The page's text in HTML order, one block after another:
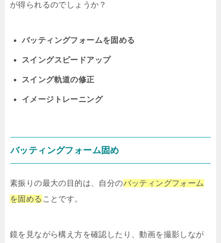
が得られるのでしょうか？
バッティングフォームを固める
スイングスピードアップ
スイング軌道の修正
イメージトレーニング
バッティングフォーム固め
素振りの最大の目的は、自分のバッティングフォーム
を固める ことです。
鏡を見ながら構え方を確認したり、動画を撮影しなが